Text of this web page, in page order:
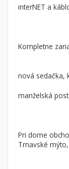
Stavebné
Skladové,
Rekreačné,
interNET a
Kompletne
nová sedačka,
manželská
Pri dome
Trnavské